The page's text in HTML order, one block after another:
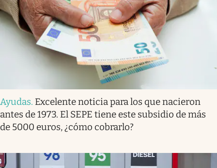
Ayudas. Excelente noticia para los que nacieron
antes de 1973. El SEPE tiene este subsidio de más
de 5000 euros, ¿cómo cobrarlo?